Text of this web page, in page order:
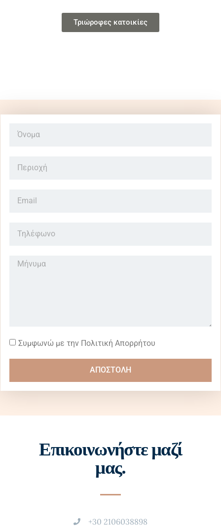
Τριώροφες κατοικίες
Συμφωνώ με την Πολιτική Απορρήτου
ΑΠΟΣΤΟΛΗ
Επικοινωνήστε μαζί
μας.
+30 2106038898